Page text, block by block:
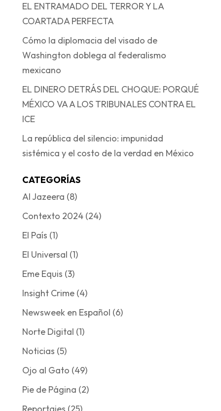
EL ENTRAMADO DEL TERROR Y LA
COARTADA PERFECTA
Cómo la diplomacia del visado de
Washington doblega al federalismo
mexicano
EL DINERO DETRÁS DEL CHOQUE: PORQUÉ
MÉXICO VA A LOS TRIBUNALES CONTRA EL
ICE
La república del silencio: impunidad
sistémica y el costo de la verdad en México
CATEGORÍAS
Al Jazeera (8)
Contexto 2024(24)
El País (1)
El Universal (1)
Eme Equis (3)
Insight Crime(4)
Newsweek en Español (6)
Norte Digital (1)
Noticias (5)
Ojo al Gato (49)
Pie de Página (2)